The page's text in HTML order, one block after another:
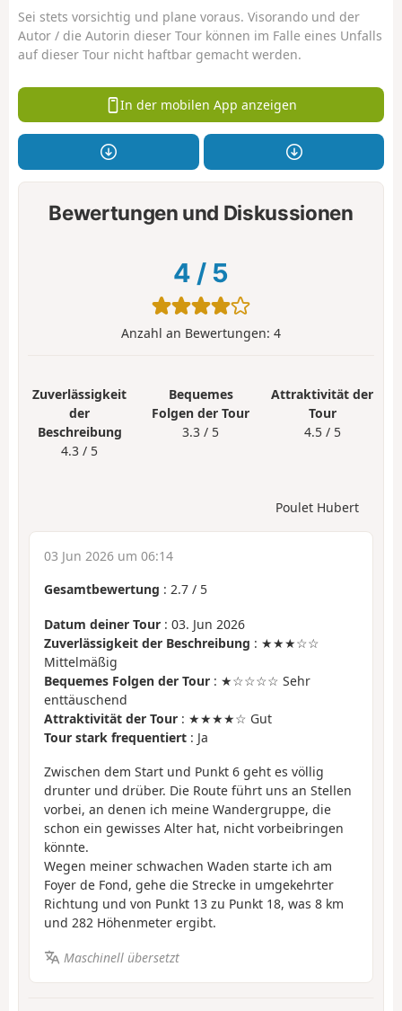
Sei stets vorsichtig und plane voraus. Visorando und der
Autor / die Autorin dieser Tour können im Falle eines Unfalls
auf dieser Tour nicht haftbar gemacht werden.
In der mobilen App anzeigen
Bewertungen und Diskussionen
4 / 5
Anzahl an Bewertungen: 4
Zuverlässigkeit
der
Beschreibung
4.3 / 5
Bequemes
Folgen der Tour
3.3 / 5
Attraktivität der
Tour
4.5 / 5
Poulet Hubert
03 Jun 2026 um 06:14
Gesamtbewertung : 2.7 / 5
Datum deiner Tour : 03. Jun 2026
Zuverlässigkeit der Beschreibung : ★★★☆☆
Mittelmäßig
Bequemes Folgen der Tour : ★☆☆☆☆ Sehr
enttäuschend
Attraktivität der Tour : ★★★★☆ Gut
Tour stark frequentiert : Ja
Zwischen dem Start und Punkt 6 geht es völlig
drunter und drüber. Die Route führt uns an Stellen
vorbei, an denen ich meine Wandergruppe, die
schon ein gewisses Alter hat, nicht vorbeibringen
könnte.
Wegen meiner schwachen Waden starte ich am
Foyer de Fond, gehe die Strecke in umgekehrter
Richtung und von Punkt 13 zu Punkt 18, was 8 km
und 282 Höhenmeter ergibt.
Maschinell übersetzt